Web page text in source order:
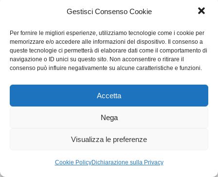
Gestisci Consenso Cookie
Per fornire le migliori esperienze, utilizziamo tecnologie come i cookie per
memorizzare e/o accedere alle informazioni del dispositivo. Il consenso a
queste tecnologie ci permetterà di elaborare dati come il comportamento di
navigazione o ID unici su questo sito. Non acconsentire o ritirare il
consenso può influire negativamente su alcune caratteristiche e funzioni.
Accetta
Nega
Visualizza le preferenze
Cookie PolicyDichiarazione sulla Privacy
sceneggiatore. L’avventura di Dalton Trumbo e quella
vissuta da John McNamara per scrivere e realizzare
il film.
WGI - Tutti i diritti riservati © 2021
Via Adolfo Albertazzi 19, 00137 Roma
+39 347 2461036
segreteria@writersguilditalia.it
Concept: Annamaria De Paola - Realizzazione: